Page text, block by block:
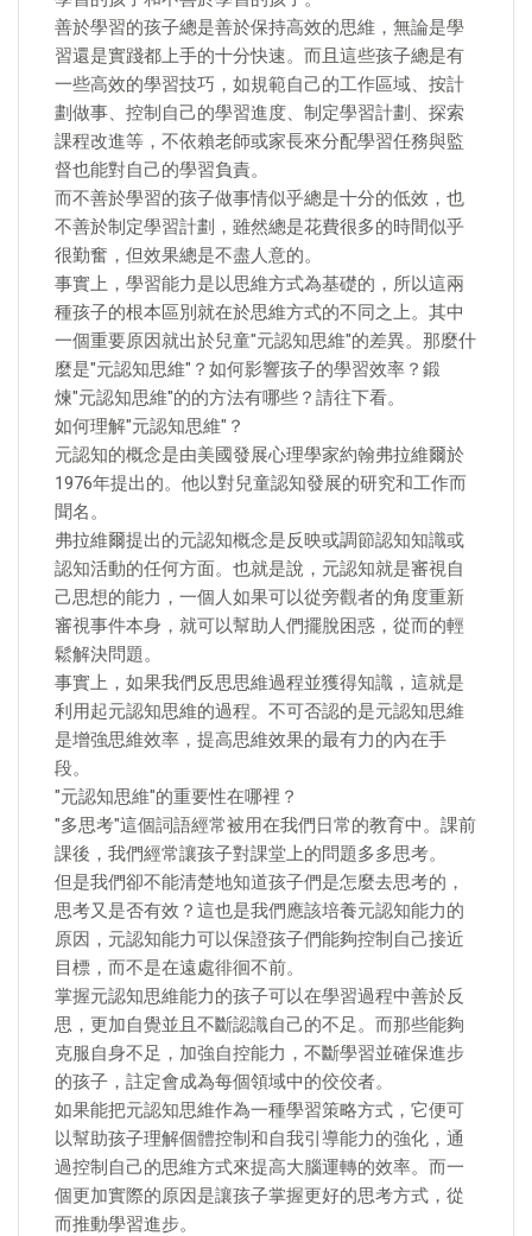
善於學習的孩子總是善於保持高效的思維，無論是學
習還是實踐都上手的十分快速。而且這些孩子總是有
一些高效的學習技巧，如規範自己的工作區域、按計
劃做事、控制自己的學習進度、制定學習計劃、探索
課程改進等，不依賴老師或家長來分配學習任務與監
督也能對自己的學習負責。
而不善於學習的孩子做事情似乎總是十分的低效，也
不善於制定學習計劃，雖然總是花費很多的時間似乎
很勤奮，但效果總是不盡人意的。
事實上，學習能力是以思維方式為基礎的，所以這兩
種孩子的根本區別就在於思維方式的不同之上。其中
一個重要原因就出於兒童"元認知思維"的差異。那麼什
麼是"元認知思維"？如何影響孩子的學習效率？鍛
煉"元認知思維"的的方法有哪些？請往下看。
如何理解"元認知思維"？
元認知的概念是由美國發展心理學家約翰弗拉維爾於
1976年提出的。他以對兒童認知發展的研究和工作而
聞名。
弗拉維爾提出的元認知概念是反映或調節認知知識或
認知活動的任何方面。也就是說，元認知就是審視自
己思想的能力，一個人如果可以從旁觀者的角度重新
審視事件本身，就可以幫助人們擺脫困惑，從而的輕
鬆解決問題。
事實上，如果我們反思思維過程並獲得知識，這就是
利用起元認知思維的過程。不可否認的是元認知思維
是增強思維效率，提高思維效果的最有力的內在手
段。
"元認知思維"的重要性在哪裡？
"多思考"這個詞語經常被用在我們日常的教育中。課前
課後，我們經常讓孩子對課堂上的問題多多思考。
但是我們卻不能清楚地知道孩子們是怎麼去思考的，
思考又是否有效？這也是我們應該培養元認知能力的
原因，元認知能力可以保證孩子們能夠控制自己接近
目標，而不是在遠處徘徊不前。
掌握元認知思維能力的孩子可以在學習過程中善於反
思，更加自覺並且不斷認識自己的不足。而那些能夠
克服自身不足，加強自控能力，不斷學習並確保進步
的孩子，註定會成為每個領域中的佼佼者。
如果能把元認知思維作為一種學習策略方式，它便可
以幫助孩子理解個體控制和自我引導能力的強化，通
過控制自己的思維方式來提高大腦運轉的效率。而一
個更加實際的原因是讓孩子掌握更好的思考方式，從
而推動學習進步。